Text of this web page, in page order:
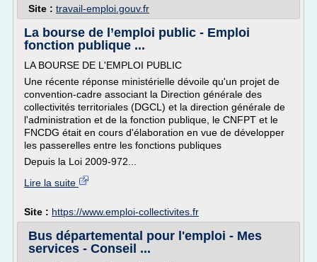
Site : travail-emploi.gouv.fr
La bourse de l’emploi public - Emploi
fonction publique ...
LA BOURSE DE L'EMPLOI PUBLIC
Une récente réponse ministérielle dévoile qu'un projet de
convention-cadre associant la Direction générale des
collectivités territoriales (DGCL) et la direction générale de
l'administration et de la fonction publique, le CNFPT et le
FNCDG était en cours d'élaboration en vue de développer
les passerelles entre les fonctions publiques
Depuis la Loi 2009-972...
Lire la suite
Site : https://www.emploi-collectivites.fr
Bus départemental pour l'emploi - Mes
services - Conseil ...